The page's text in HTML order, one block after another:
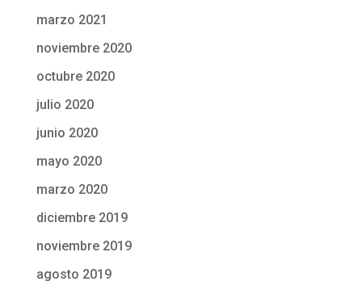
marzo 2021
noviembre 2020
octubre 2020
julio 2020
junio 2020
mayo 2020
marzo 2020
diciembre 2019
noviembre 2019
agosto 2019